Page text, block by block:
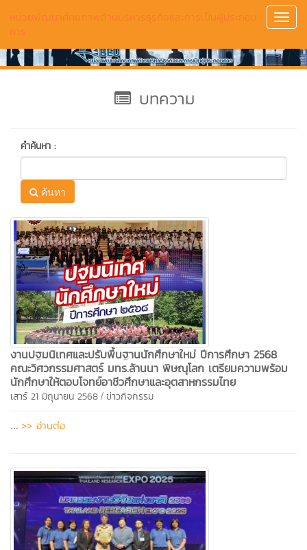
หน่วยพัฒนาศักยภาพด้านบริหารธุรกิจและการเป็นผู้ประกอบ
การ
บทความ
คำค้นหา :
ค้นหา
​​​​​​​งานปฐมนิเทศและปรับพื้นฐานนักศึกษาใหม่ ปีการศึกษา 2568
คณะวิศวกรรมศาสตร์ มทร.ล้านนา พิษณุโลก เตรียมความพร้อม
นักศึกษาให้ตอบโจทย์อาชีวศึกษาและอุตสาหกรรมไทย
เสาร์ 21 มิถุนายน 2568 / ข่าวกิจกรรม
... >> อ่านต่อ